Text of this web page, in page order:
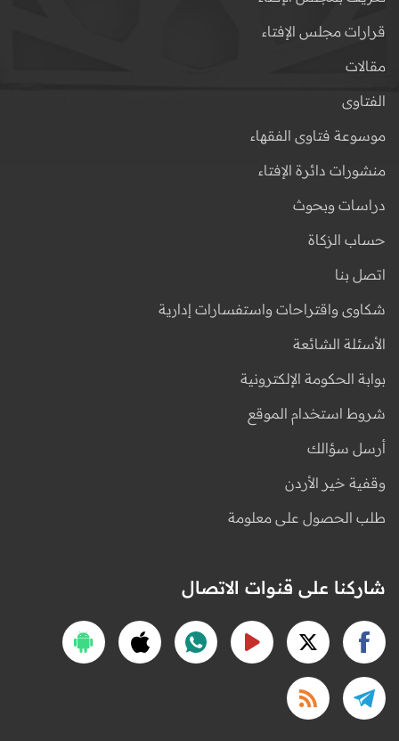
قرارات مجلس الإفتاء
مقالات
الفتاوى
موسوعة فتاوى الفقهاء
منشورات دائرة الإفتاء
دراسات وبحوث
حساب الزكاة
اتصل بنا
شكاوى واقتراحات واستفسارات إدارية
الأسئلة الشائعة
بوابة الحكومة الإلكترونية
شروط استخدام الموقع
أرسل سؤالك
وقفية خير الأردن
طلب الحصول على معلومة
شاركنا على قنوات الاتصال